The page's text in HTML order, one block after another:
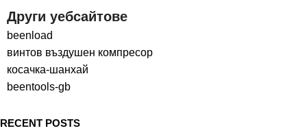
Други уебсайтове
beenload
винтов въздушен компресор
косачка-шанхай
beentools-gb
RECENT POSTS